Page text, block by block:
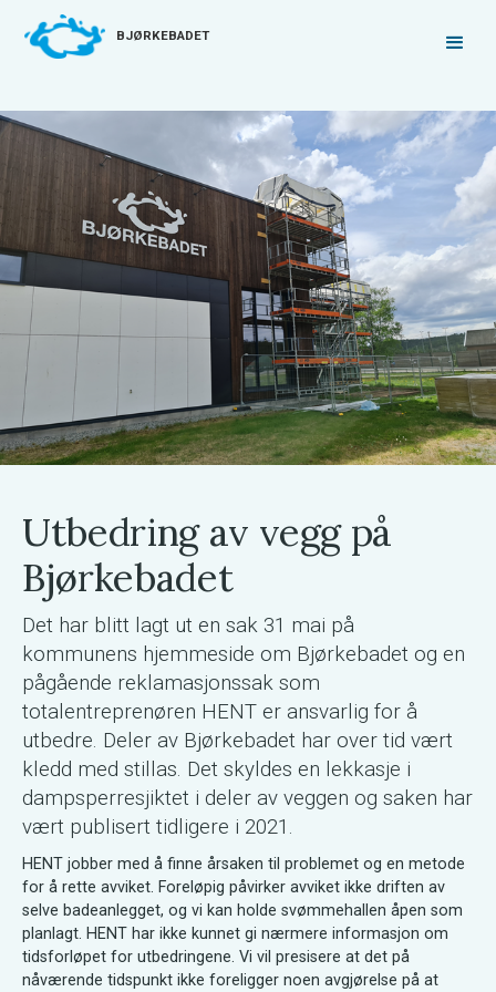
BJØRKEBADET
Utbedring av vegg på
Bjørkebadet
Det har blitt lagt ut en sak 31 mai på
kommunens hjemmeside om Bjørkebadet og en
pågående reklamasjonssak som
totalentreprenøren HENT er ansvarlig for å
utbedre. Deler av Bjørkebadet har over tid vært
kledd med stillas. Det skyldes en lekkasje i
dampsperresjiktet i deler av veggen og saken har
vært publisert tidligere i 2021.
HENT jobber med å finne årsaken til problemet og en metode
for å rette avviket. Foreløpig påvirker avviket ikke driften av
selve badeanlegget, og vi kan holde svømmehallen åpen som
planlagt. HENT har ikke kunnet gi nærmere informasjon om
tidsforløpet for utbedringene. Vi vil presisere at det på
nåværende tidspunkt ikke foreligger noen avgjørelse på at